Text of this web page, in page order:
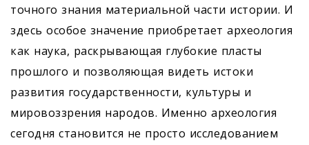
точного знания материальной части истории. И
здесь особое значение приобретает археология
как наука, раскрывающая глубокие пласты
прошлого и позволяющая видеть истоки
развития государственности, культуры и
мировоззрения народов. Именно археология
сегодня становится не просто исследованием